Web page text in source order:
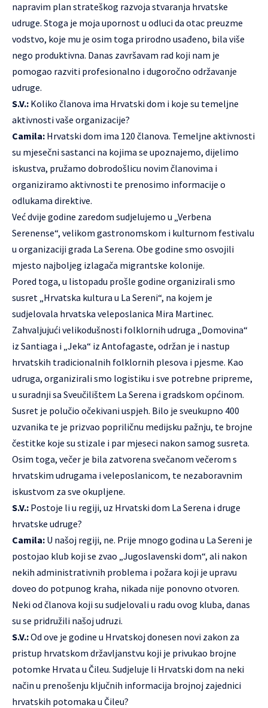
napravim plan strateškog razvoja stvaranja hrvatske
udruge. Stoga je moja upornost u odluci da otac preuzme
vodstvo, koje mu je osim toga prirodno usađeno, bila više
nego produktivna. Danas završavam rad koji nam je
pomogao razviti profesionalno i dugoročno održavanje
udruge.
S.V.: Koliko članova ima Hrvatski dom i koje su temeljne
aktivnosti vaše organizacije?
Camila: Hrvatski dom ima 120 članova. Temeljne aktivnosti
su mjesečni sastanci na kojima se upoznajemo, dijelimo
iskustva, pružamo dobrodošlicu novim članovima i
organiziramo aktivnosti te prenosimo informacije o
odlukama direktive.
Već dvije godine zaredom sudjelujemo u „Verbena
Serenense“, velikom gastronomskom i kulturnom festivalu
u organizaciji grada La Serena. Obe godine smo osvojili
mjesto najboljeg izlagača migrantske kolonije.
Pored toga, u listopadu prošle godine organizirali smo
susret „Hrvatska kultura u La Sereni“, na kojem je
sudjelovala hrvatska veleposlanica Mira Martinec.
Zahvaljujući velikodušnosti folklornih udruga „Domovina“
iz Santiaga i „Jeka“ iz Antofagaste, održan je i nastup
hrvatskih tradicionalnih folklornih plesova i pjesme. Kao
udruga, organizirali smo logistiku i sve potrebne pripreme,
u suradnji sa Sveučilištem La Serena i gradskom općinom.
Susret je polučio očekivani uspjeh. Bilo je sveukupno 400
uzvanika te je prizvao popriličnu medijsku pažnju, te brojne
čestitke koje su stizale i par mjeseci nakon samog susreta.
Osim toga, večer je bila zatvorena svečanom večerom s
hrvatskim udrugama i veleposlanicom, te nezaboravnim
iskustvom za sve okupljene.
S.V.: Postoje li u regiji, uz Hrvatski dom La Serena i druge
hrvatske udruge?
Camila: U našoj regiji, ne. Prije mnogo godina u La Sereni je
postojao klub koji se zvao „Jugoslavenski dom“, ali nakon
nekih administrativnih problema i požara koji je upravu
doveo do potpunog kraha, nikada nije ponovno otvoren.
Neki od članova koji su sudjelovali u radu ovog kluba, danas
su se pridružili našoj udruzi.
S.V.:Od ove je godine u Hrvatskoj donesen novi zakon za
pristup hrvatskom državljanstvu koji je privukao brojne
potomke Hrvata u Čileu. Sudjeluje li Hrvatski dom na neki
način u prenošenju ključnih informacija brojnoj zajednici
hrvatskih potomaka u Čileu?